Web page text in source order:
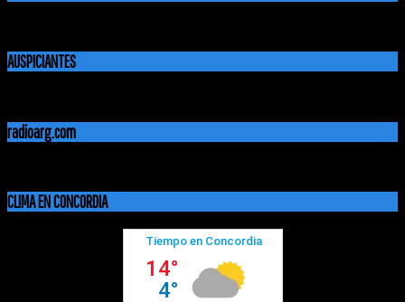
AUSPICIANTES
radioarg.com
CLIMA EN CONCORDIA